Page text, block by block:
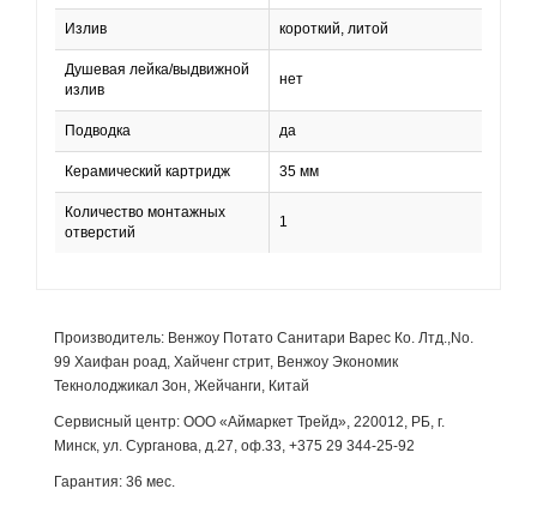
Излив короткий, литой
Душевая лейка/выдвижной
излив
нет
Подводка да
Керамический картридж 35 мм
Количество монтажных
отверстий
1
Производитель: Венжоу Потато Санитари Варес Ко. Лтд.,No.
99 Хаифан роад, Хайченг стрит, Венжоу Экономик
Текнолоджикал Зон, Жейчанги, Китай
Сервисный центр: ООО «Аймаркет Трейд», 220012, РБ, г.
Минск, ул. Сурганова, д.27, оф.33, +375 29 344-25-92
Гарантия: 36 мес.